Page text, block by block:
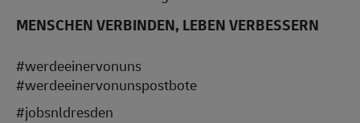
MENSCHEN VERBINDEN, LEBEN VERBESSERN
#werdeeinervonuns
#werdeeinervonunspostbote
#jobsnldresden